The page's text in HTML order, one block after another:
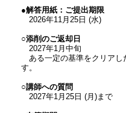
●解答用紙：ご提出期限
2026年11月25日 (水)
○添削のご返却日
2027年1月中旬
ある一定の基準をクリアし
す。
○講師への質問
2027年1月25日 (月)まで